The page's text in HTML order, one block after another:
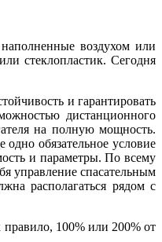
воздухом или
стеклопластик. Сегодня
и гарантировать
дистанционного
на полную мощность.
обязательное условие
и параметры. По всему
управление спасательным
располагаться рядом с
правило, 100% или 200% от